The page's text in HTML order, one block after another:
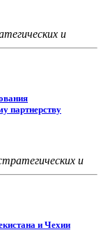
и
Республики
партнерству
и
Республики
и Чехии